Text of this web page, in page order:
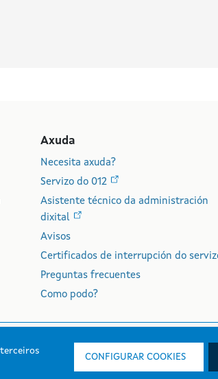
Axuda
Necesita axuda?
Servizo do 012
Asistente técnico da administración
dixital
Avisos
Certificados de interrupción do
Preguntas frecuentes
Como podo?
CONFIGURAR COOKIES